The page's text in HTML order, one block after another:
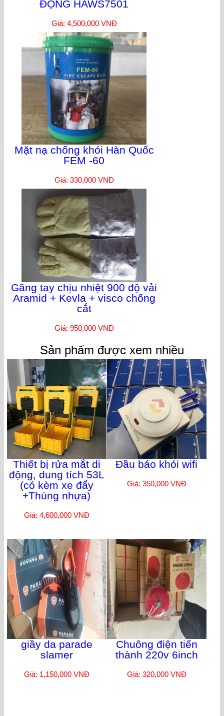
ĐỘNG HAWS7501
Giá: 4,500,000 VNĐ
Mặt nạ chống khói Hàn Quốc
FEM -60
Giá: 330,000 VNĐ
Găng tay chịu nhiệt 900 độ vải
Aramid + Kevla + visco chống
cắt
Giá: 950,000 VNĐ
Sản phẩm được xem nhiều
Thiết bị rửa mắt di
động, dung tích 53L
(có kèm xe đẩy
+Thùng nhựa)
Giá: 4,600,000 VNĐ
Đầu báo khói wifi
Giá: 350,000 VNĐ
giầy da parade
slamer
Giá: 1,150,000 VNĐ
Chuông điện tiến
thành 220v 6inch
Giá: 320,000 VNĐ